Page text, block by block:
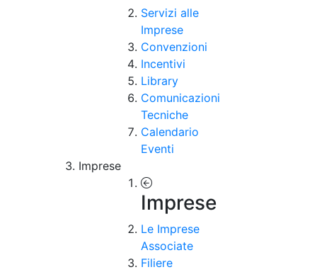
Servizi alle
Imprese
Convenzioni
Incentivi
Library
Comunicazioni
Tecniche
Calendario
Eventi
Imprese
Imprese
Le Imprese
Associate
Filiere